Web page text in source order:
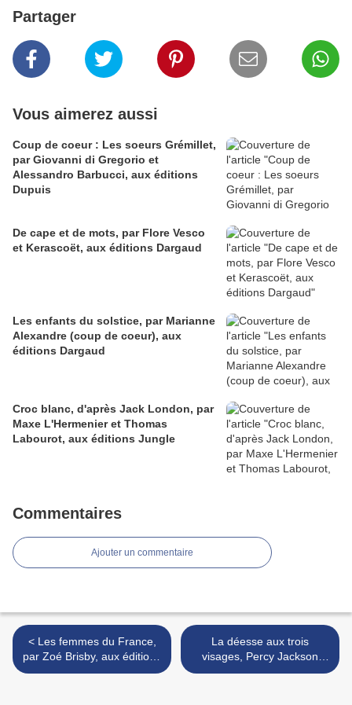
Partager
Vous aimerez aussi
Coup de coeur : Les soeurs Grémillet,
par Giovanni di Gregorio et
Alessandro Barbucci, aux éditions
Dupuis
De cape et de mots, par Flore Vesco
et Kerascoët, aux éditions Dargaud
Les enfants du solstice, par Marianne
Alexandre (coup de coeur), aux
éditions Dargaud
Croc blanc, d'après Jack London, par
Maxe L'Hermenier et Thomas
Labourot, aux éditions Jungle
Commentaires
Ajouter un commentaire
< Les femmes du France,
par Zoé Brisby, aux éditions
Albin Michel
La déesse aux trois
visages, Percy Jackson
tome 12, par Rick Riordan